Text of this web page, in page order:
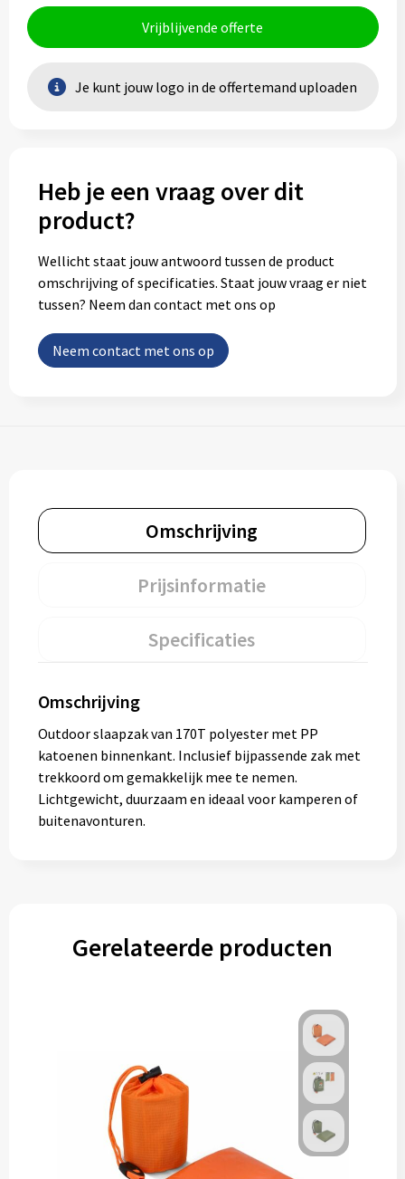
Vrijblijvende offerte
Je kunt jouw logo in de offertemand uploaden
Heb je een vraag over dit
product?
Wellicht staat jouw antwoord tussen de product
omschrijving of specificaties. Staat jouw vraag er niet
tussen? Neem dan contact met ons op
Neem contact met ons op
Omschrijving
Prijsinformatie
Specificaties
Omschrijving
Outdoor slaapzak van 170T polyester met PP
katoenen binnenkant. Inclusief bijpassende zak met
trekkoord om gemakkelijk mee te nemen.
Lichtgewicht, duurzaam en ideaal voor kamperen of
buitenavonturen.
Gerelateerde producten